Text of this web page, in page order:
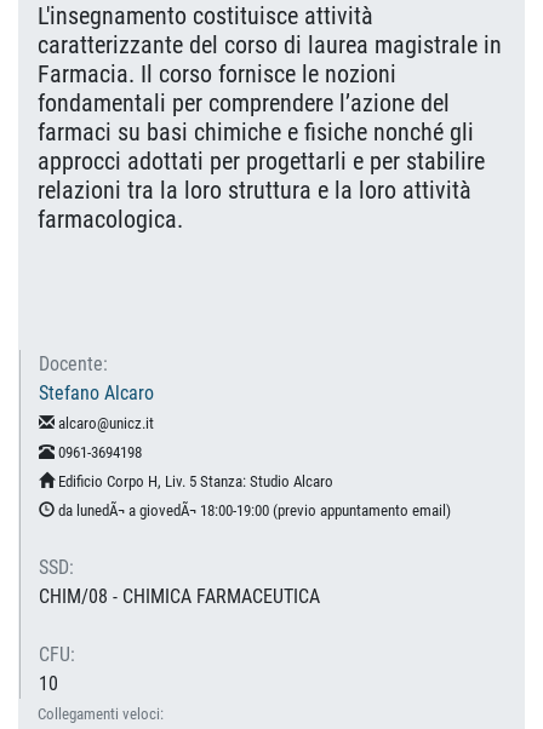
L'insegnamento costituisce attività
caratterizzante del corso di laurea magistrale in
Farmacia. Il corso fornisce le nozioni
fondamentali per comprendere l’azione del
farmaci su basi chimiche e fisiche nonché gli
approcci adottati per progettarli e per stabilire
relazioni tra la loro struttura e la loro attività
farmacologica.
Docente:
Stefano Alcaro
alcaro@unicz.it
0961-3694198
Edificio Corpo H, Liv. 5 Stanza: Studio Alcaro
da lunedÃ¬ a giovedÃ¬ 18:00-19:00 (previo appuntamento email)
SSD:
CHIM/08 - CHIMICA FARMACEUTICA
CFU:
10
Collegamenti veloci: